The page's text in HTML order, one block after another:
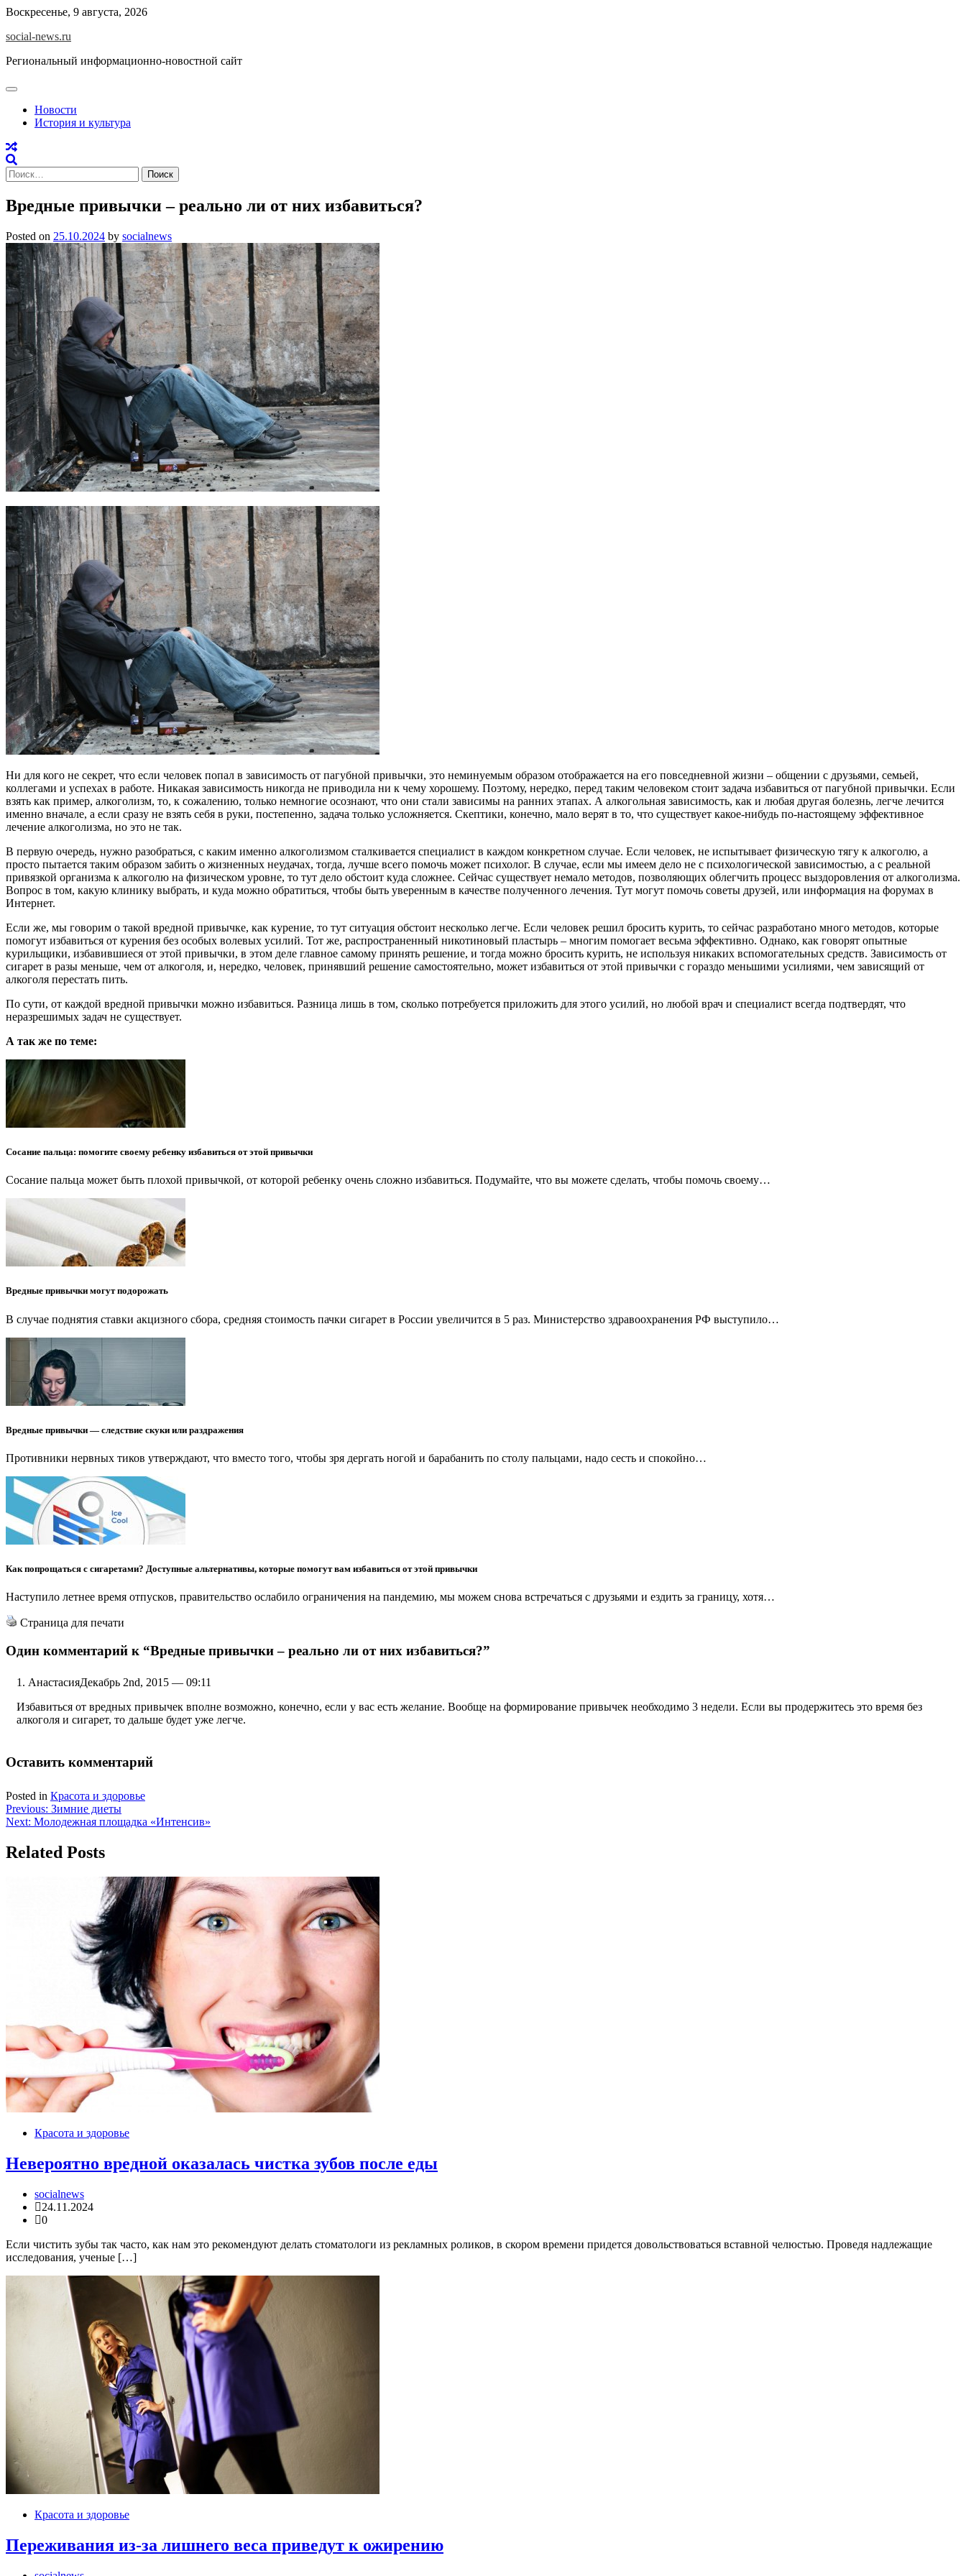
Skip
content
Воскресенье, 9 августа, 2026
social-news.ru
Региональный информационно-новостной сайт
Новости
История и культура
Найти:
Вредные привычки – реально ли от них избавиться?
Posted on 25.10.2024 by socialnews
Ни для кого не секрет, что если человек попал в зависимость от пагубной привычки, это неминуемым образом отображается на его повседневной жизни – общении с друзьями, семьей,
коллегами и успехах в работе. Никакая зависимость никогда не приводила ни к чему хорошему. Поэтому, нередко, перед таким человеком стоит задача избавиться от пагубной привычки. Если
взять как пример, алкоголизм, то, к сожалению, только немногие осознают, что они стали зависимы на ранних этапах. А алкогольная зависимость, как и любая другая болезнь, легче лечится
именно вначале, а если сразу не взять себя в руки, постепенно, задача только усложняется. Скептики, конечно, мало верят в то, что существует какое-нибудь по-настоящему эффективное
лечение алкоголизма, но это не так.
В первую очередь, нужно разобраться, с каким именно алкоголизмом сталкивается специалист в каждом конкретном случае. Если человек, не испытывает физическую тягу к алкоголю, а
просто пытается таким образом забить о жизненных неудачах, тогда, лучше всего помочь может психолог. В случае, если мы имеем дело не с психологической зависимостью, а с реальной
привязкой организма к алкоголю на физическом уровне, то тут дело обстоит куда сложнее. Сейчас существует немало методов, позволяющих облегчить процесс выздоровления от алкоголизма.
Вопрос в том, какую клинику выбрать, и куда можно обратиться, чтобы быть уверенным в качестве полученного лечения. Тут могут помочь советы друзей, или информация на форумах в
Интернет.
Если же, мы говорим о такой вредной привычке, как курение, то тут ситуация обстоит несколько легче. Если человек решил бросить курить, то сейчас разработано много методов, которые
помогут избавиться от курения без особых волевых усилий. Тот же, распространенный никотиновый пластырь – многим помогает весьма эффективно. Однако, как говорят опытные
курильщики, избавившиеся от этой привычки, в этом деле главное самому принять решение, и тогда можно бросить курить, не используя никаких вспомогательных средств. Зависимость от
сигарет в разы меньше, чем от алкоголя, и, нередко, человек, принявший решение самостоятельно, может избавиться от этой привычки с гораздо меньшими усилиями, чем зависящий от
алкоголя перестать пить.
По сути, от каждой вредной привычки можно избавиться. Разница лишь в том, сколько потребуется приложить для этого усилий, но любой врач и специалист всегда подтвердят, что
неразрешимых задач не существует.
А так же по теме:
Сосание пальца: помогите своему ребенку избавиться от этой привычки
Сосание пальца может быть плохой привычкой, от которой ребенку очень сложно избавиться. Подумайте, что вы можете сделать, чтобы помочь своему…
Вредные привычки могут подорожать
В случае поднятия ставки акцизного сбора, средняя стоимость пачки сигарет в России увеличится в 5 раз. Министерство здравоохранения РФ выступило…
Вредные привычки — следствие скуки или раздражения
Противники нервных тиков утверждают, что вместо того, чтобы зря дергать ногой и барабанить по столу пальцами, надо сесть и спокойно…
Как попрощаться с сигаретами? Доступные альтернативы, которые помогут вам избавиться от этой привычки
Наступило летнее время отпусков, правительство ослабило ограничения на пандемию, мы можем снова встречаться с друзьями и ездить за границу, хотя…
Страница для печати
Один комментарий к “Вредные привычки – реально ли от них избавиться?”
АнастасияДекабрь 2nd, 2015 — 09:11
Избавиться от вредных привычек вполне возможно, конечно, если у вас есть желание. Вообще на формирование привычек необходимо 3 недели. Если вы продержитесь это время без
алкоголя и сигарет, то дальше будет уже легче.
Оставить комментарий
Posted in Красота и здоровье
Навигация
по
записям
Previous: Зимние диеты
Next: Молодежная площадка «Интенсив»
Related Posts
Красота и здоровье
Невероятно вредной оказалась чистка зубов после еды
socialnews
24.11.2024
0
Если чистить зубы так часто, как нам это рекомендуют делать стоматологи из рекламных роликов, в скором времени придется довольствоваться вставной челюстью. Проведя надлежащие
исследования, ученые […]
Красота и здоровье
Переживания из-за лишнего веса приведут к ожирению